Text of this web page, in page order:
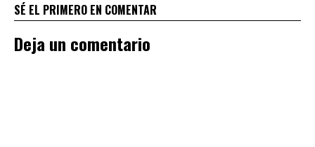
SÉ EL PRIMERO EN COMENTAR
Deja un comentario